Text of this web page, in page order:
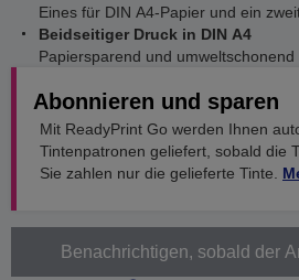
Eines für DIN A4-Papier und ein
Beidseitiger Druck in DIN A4
Papiersparend und umweltschonend
Abonnieren und sparen
Mit ReadyPrint Go werden Ihnen
Tintenpatronen geliefert, sobald die
Sie zahlen nur die gelieferte Tinte.
Benachrichtigen, sobald der